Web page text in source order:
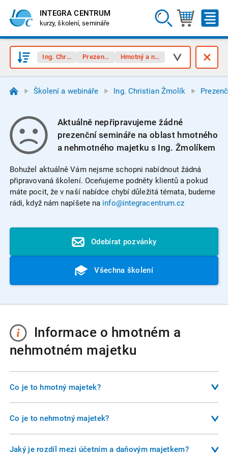
INTEGRA CENTRUM
kurzy, školení, semináře
Ing. Christian ŽmolíkPrezenční seminářeHmotný a nehmotný majetek
Školení a webináře Ing. Christian Žmolík
Aktuálně nepřipravujeme žádné
prezenční semináře na oblast hmotného
a nehmotného majetku s Ing. Žmolíkem
Bohužel aktuálně Vám nejsme schopni nabídnout žádná
připravovaná školení. Oceňujeme podněty klientů a pokud
máte pocit, že v naší nabídce chybí důležitá témata, budeme
rádi, když nám napíšete na info@integracentrum.cz
Odebírat pozvánky
Všechna školení
Informace o hmotném a
nehmotném majetku
Co je to hmotný majetek?
Hmotný majetek představuje fyzické věci, které podnikatel
používá k výkonu své činnosti. Patří sem například budovy,
rok a oceněním nad hranicí stanovenou účetní jednotkou.
Co je to nehmotný majetek?
Nehmotný majetek zahrnuje nehmotné položky, které mají
pro podnikatele ekonomickou hodnotu. Typicky jde o
Jaký je rozdíl mezi účetním a daňovým majetkem?